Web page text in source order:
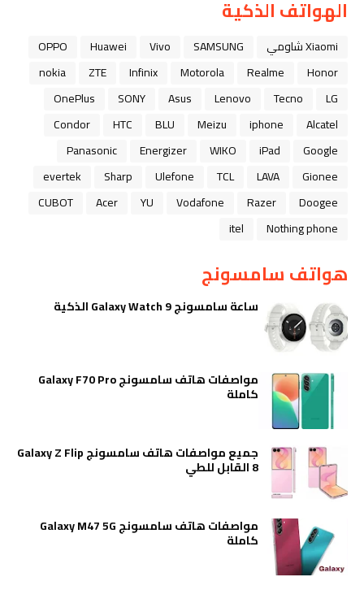
الهواتف الذكية
Xiaomi شاومي SAMSUNG
Vivo
Huawei
OPPO
Honor
Realme
Motorola
Infinix
ZTE
nokia
LG
Tecno
Lenovo
Asus
SONY
OnePlus
Alcatel
iphone
Meizu
BLU
HTC
Condor
Google
iPad
WIKO
Energizer
Panasonic
Gionee
LAVA
TCL
Ulefone
Sharp
evertek
Doogee
Razer
Vodafone
YU
Acer
CUBOT
Nothing phone
itel
هواتف سامسونج
ساعة سامسونج Galaxy Watch 9 الذكية
مواصفات هاتف سامسونج Galaxy F70 Pro
كاملة
جميع مواصفات هاتف سامسونج Galaxy Z Flip
8 القابل للطي
مواصفات هاتف سامسونج Galaxy M47 5G
كاملة